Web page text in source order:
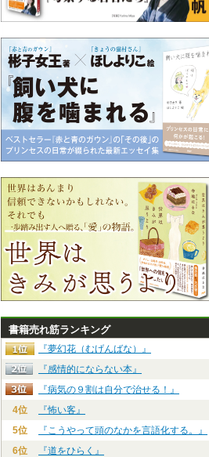
書籍売れ筋ランキング
『夢幻花（むげんばな）』
『感情的にならない本』
『病気の９割は自分で治せる！』
4位
『怖い客』
5位
『こうやって頭のなかを言語化する。』
6位
『道をひらく』